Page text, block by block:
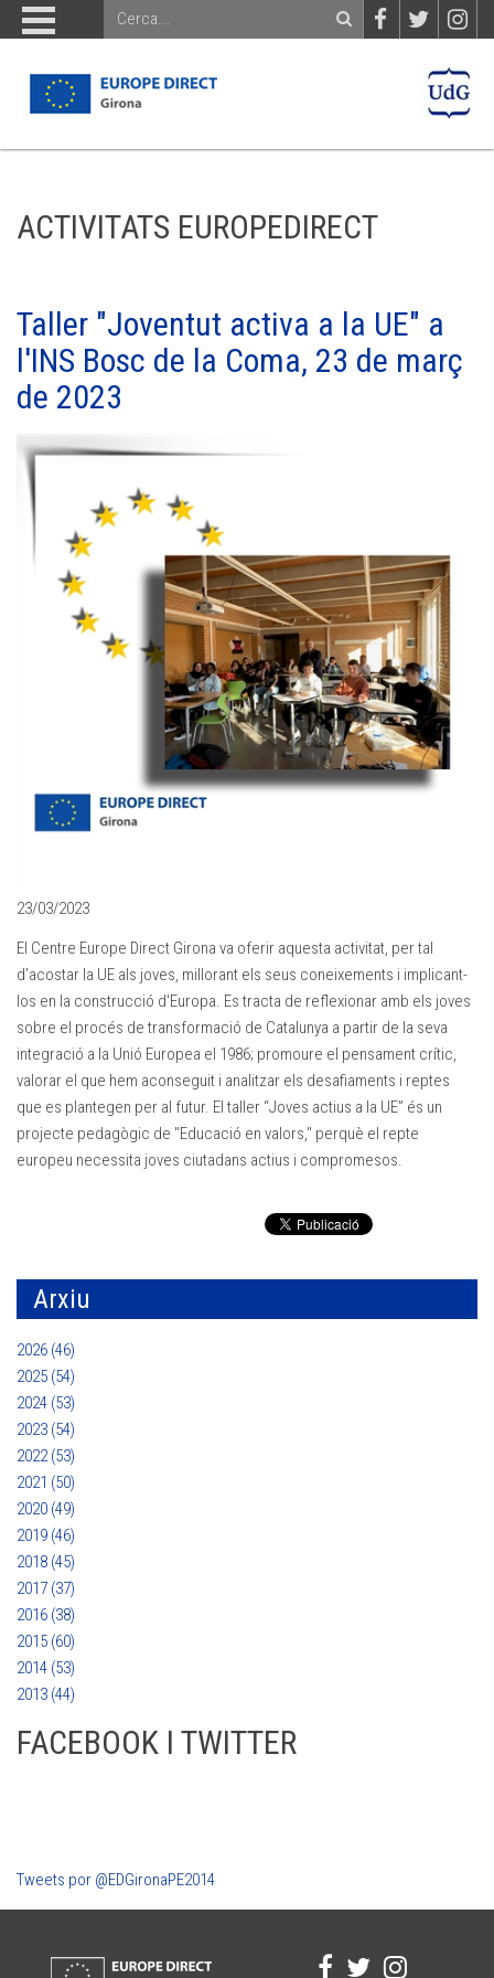
ACTIVITATS EUROPEDIRECT
Taller "Joventut activa a la UE" a
l'INS Bosc de la Coma, 23 de març
de 2023
23/03/2023
El Centre Europe Direct Girona va oferir aquesta activitat, per tal
d’acostar la UE als joves, millorant els seus coneixements i implicant-
los en la construcció d'Europa. Es tracta de reflexionar amb els joves
sobre el procés de transformació de Catalunya a partir de la seva
integració a la Unió Europea el 1986; promoure el pensament crític,
valorar el que hem aconseguit i analitzar els desafiaments i reptes
que es plantegen per al futur. El taller “Joves actius a la UE” és un
projecte pedagògic de "Educació en valors," perquè el repte
europeu necessita joves ciutadans actius i compromesos.
Arxiu
2026 (46)
2025 (54)
2024 (53)
2023 (54)
2022 (53)
2021 (50)
2020 (49)
2019 (46)
2018 (45)
2017 (37)
2016 (38)
2015 (60)
2014 (53)
2013 (44)
FACEBOOK I TWITTER
Tweets por @EDGironaPE2014